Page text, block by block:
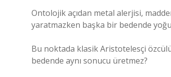
Ontolojik açıdan metal alerjisi,
yaratmazken başka bir bedende
Bu noktada klasik Aristotelesçi
bedende aynı sonucu üretmez?